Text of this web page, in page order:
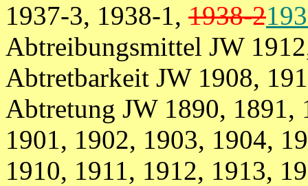
1937-3, 1938-1, 1938-2
Abtreibungsmittel JW
Abtretbarkeit JW 1908,
Abtretung JW 1890, 1891,
1901, 1902, 1903, 1904,
1910, 1911, 1912, 1913,